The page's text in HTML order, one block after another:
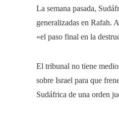
La semana pasada,
generalizadas en Rafah.
«el paso final en la
El tribunal no tiene
sobre Israel para que
Sudáfrica de una orden